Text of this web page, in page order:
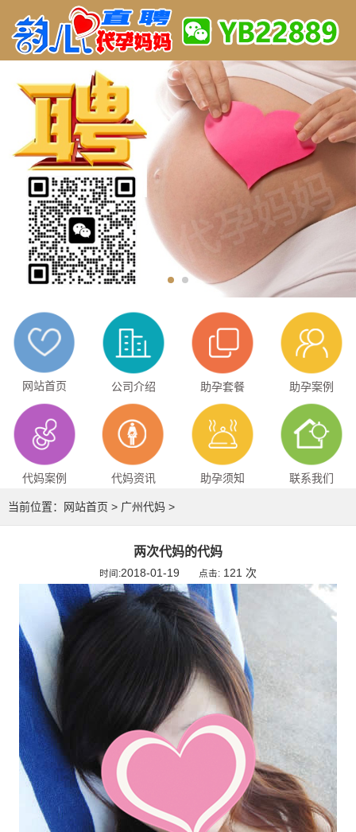
网站首页 公司介绍 助孕套餐 助孕案例
代妈案例 代妈资讯 助孕须知 联系我们
当前位置： 网站首页 > 广州代妈 >
两次代妈的代妈
时间:2018-01-19 点击: 121 次